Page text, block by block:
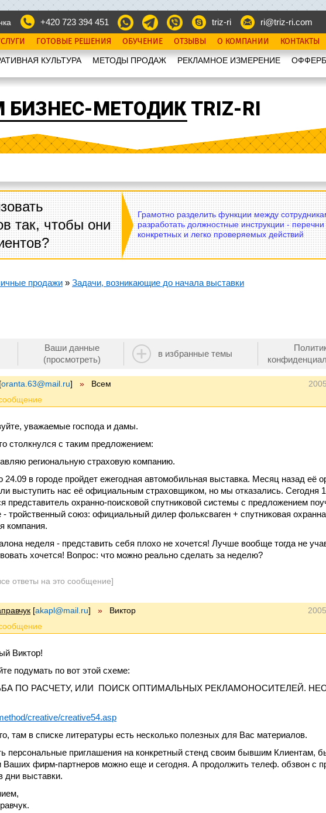
+420 723 394 451 triz-ri ri@triz-ri.com
ГОТОВЫЕ РЕШЕНИЯ ОБУЧЕНИЕ ОТЗЫВЫ О КОМПАНИИ КОНТАКТЫ
КУЛЬТУРА МЕТОДЫ ПРОДАЖ РЕКЛАМНОЕ ИЗМЕРЕНИЕ
МЕТОДИК TRIZ-RI
так, чтобы они
Грамотно разделить функции между
разработать должностные инструкции -
конкретных и легко проверяемых действий
продажи » Задачи, возникающие до начала выставки
Ваши данные
(просмотреть)
в избранные темы
[oranta.63@mail.ru] » Всем
уважаемые господа и дамы.
столкнулся с таким предложением:
региональную страховую компанию.
24.09 в городе пройдет ежегодная автомобильная выставка. Месяц назад её
выступить нас её официальным страховщиком, но мы отказались. Сегодня
представитель охранно-поисковой спутниковой системы с предложением
- тройственный союз: официальный дилер фольксваген + спутниковая
компания.
неделя - представить себя плохо не хочется! Лучше вообще тогда не
хочется! Вопрос: что можно реально сделать за неделю?
ответы на это сообщение]
[akapl@mail.ru] » Виктор
Виктор!
подумать по вот этой схеме:
ПО РАСЧЕТУ, ИЛИ ПОИСК ОПТИМАЛЬНЫХ РЕКЛАМОНОСИТЕЛЕЙ.
creative/creative54.asp
там в списке литературы есть несколько полезных для Вас материалов.
персональные приглашения на конкретный стенд своим бывшим Клиентам,
Ваших фирм-партнеров можно еще и сегодня. А продолжить телеф. обзвон с
дни выставки.